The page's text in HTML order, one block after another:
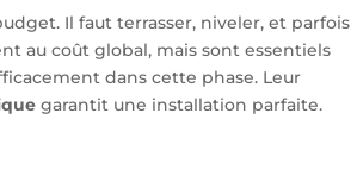
Il faut terrasser, niveler, et parfois
au coût global, mais sont essentiels
dans cette phase. Leur
garantit une installation parfaite.